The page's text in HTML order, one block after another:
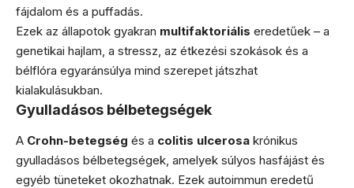
fájdalom és a puffadás.
Ezek az állapotok gyakran multifaktoriális eredetűek – a
genetikai hajlam, a stressz, az étkezési szokások és a
bélflóra egyaránsúlya mind szerepet játszhat
kialakulásukban.
Gyulladásos bélbetegségek
A Crohn-betegség és a colitis ulcerosa krónikus
gyulladásos bélbetegségek, amelyek súlyos hasfájást és
egyéb tüneteket okozhatnak. Ezek autoimmun eredetű